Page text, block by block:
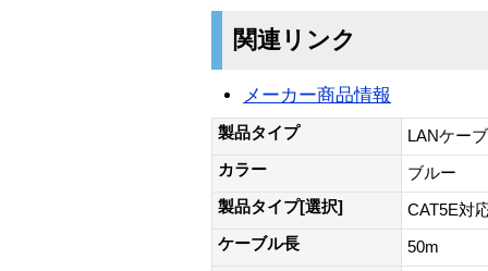
関連リンク
メーカー商品情報
製品タイプ
LANケー
カラー
ブルー
製品タイプ[選択]
CAT5E対
ケーブル長
50m